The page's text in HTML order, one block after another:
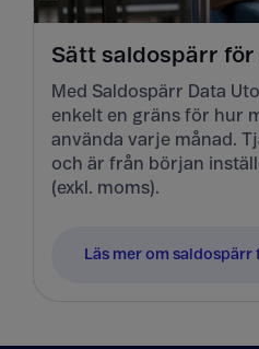
Sätt saldospärr
Med Saldospärr Data
enkelt en gräns för hur
använda varje månad.
och är från början
(exkl. moms).
Läs mer om